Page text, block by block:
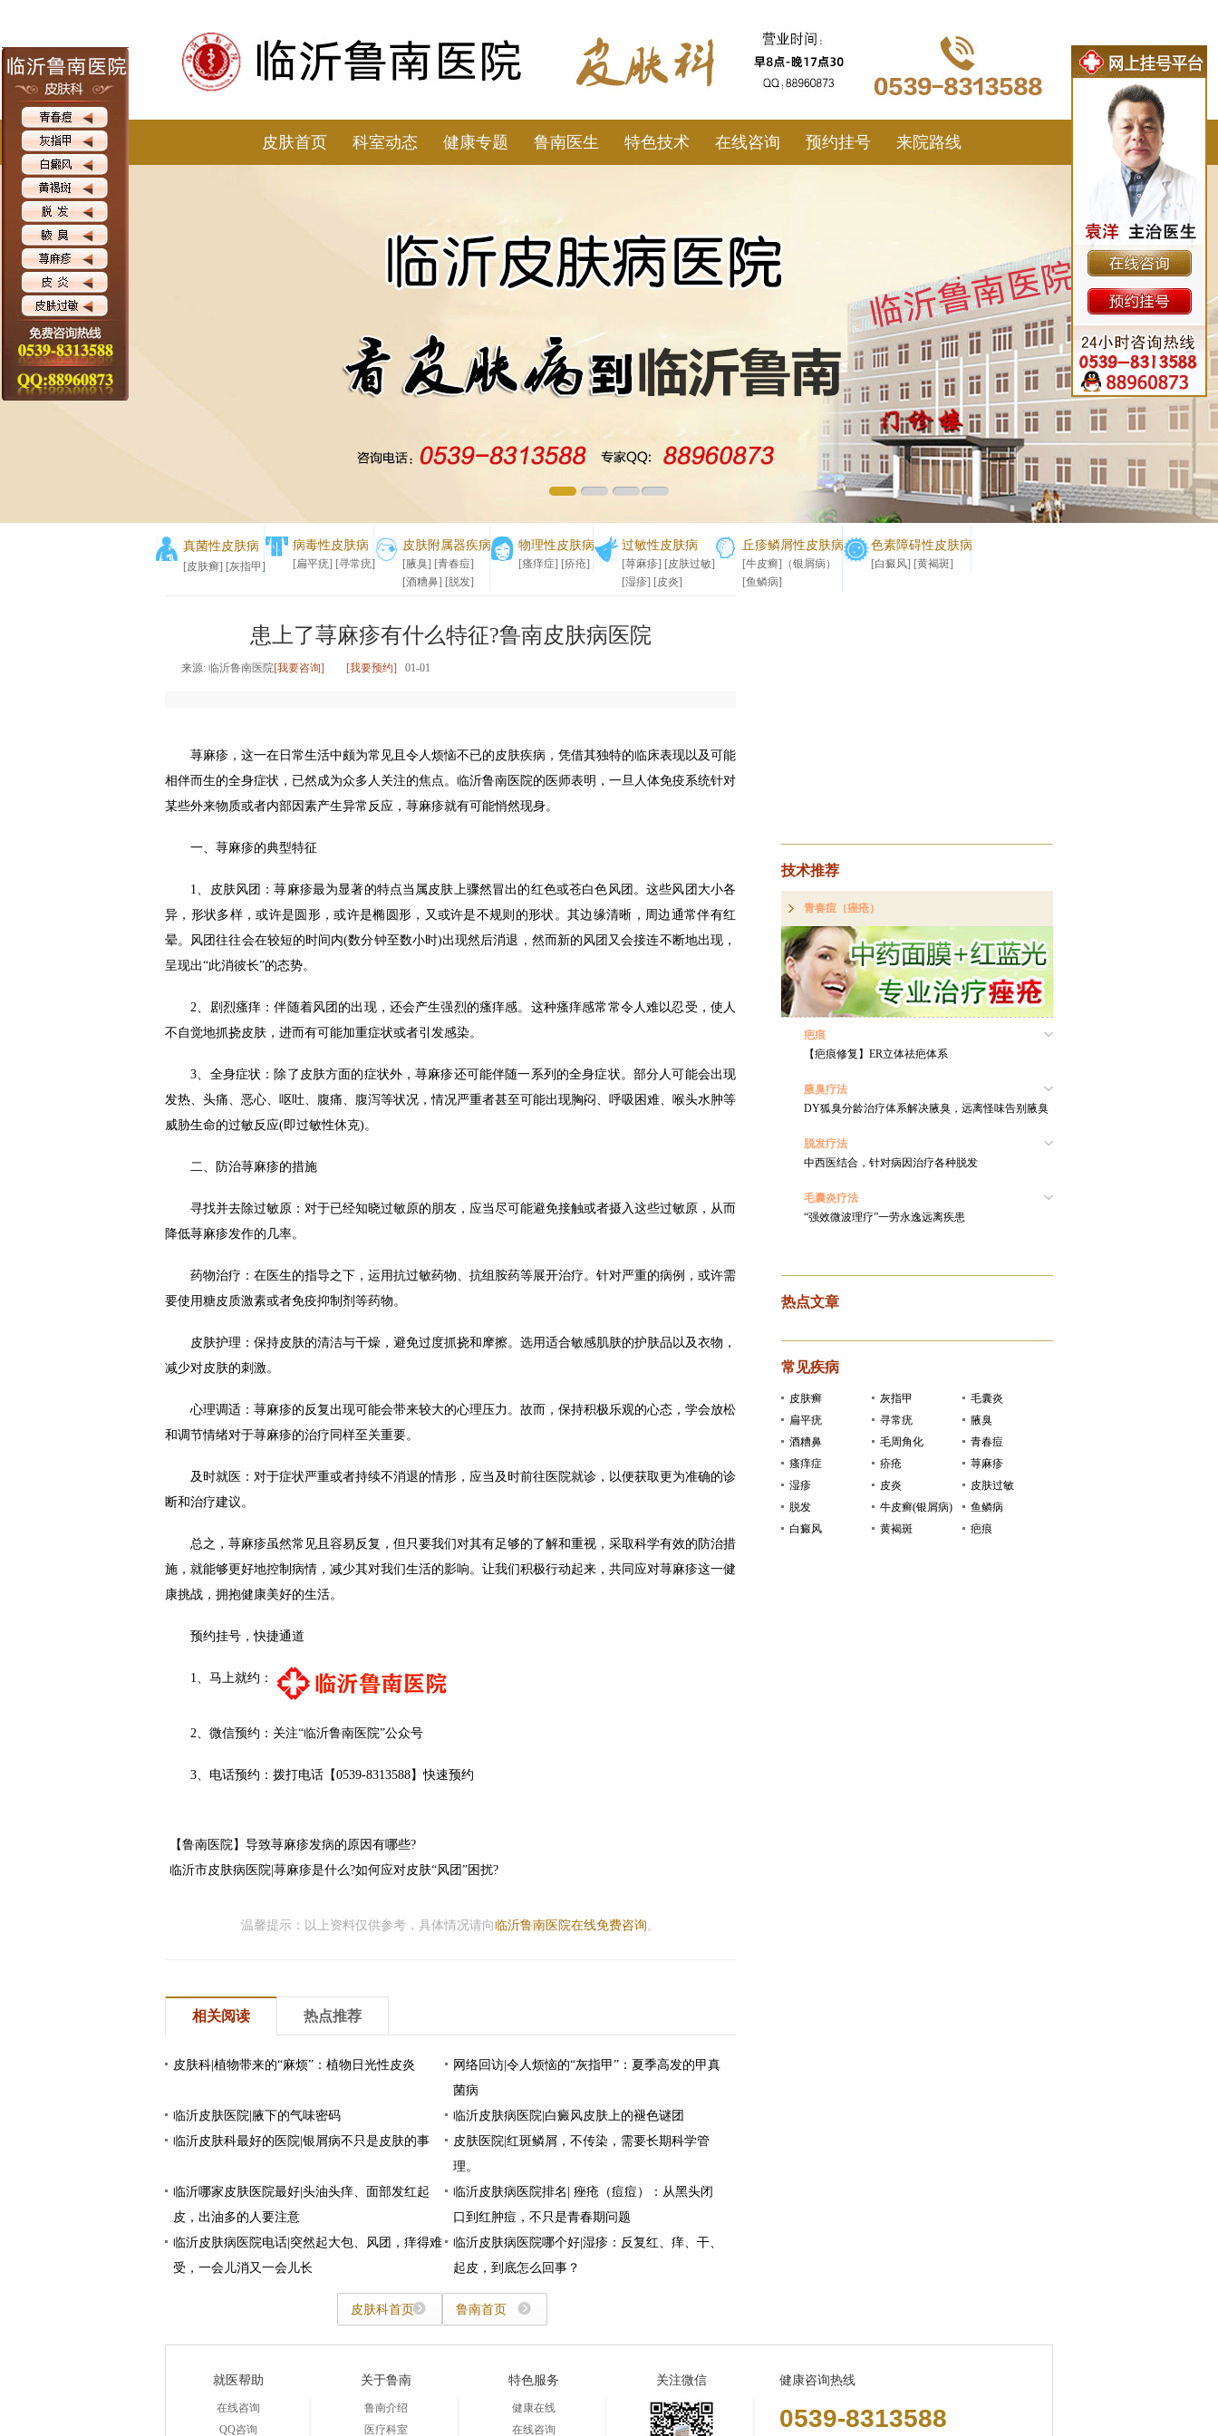
皮肤首页 科室动态 健康专题 鲁南医生 特色技术 在线咨询 预约挂号 来院路线
3 4
真菌性皮肤病
[皮肤癣] [灰指甲]
病毒性皮肤病
[扁平疣] [寻常疣]
皮肤附属器疾病
[腋臭] [青春痘]
[酒糟鼻] [脱发]
物理性皮肤病
[瘙痒症] [疥疮]
过敏性皮肤病
[荨麻疹] [皮肤过敏]
[湿疹] [皮炎]
丘疹鳞屑性皮肤病
[牛皮癣]（银屑病）
[鱼鳞病]
色素障碍性皮肤病
[白癜风] [黄褐斑]
患上了荨麻疹有什么特征?鲁南皮肤病医院
来源: 临沂鲁南医院[我要咨询] [我要预约] 01-01
荨麻疹，这一在日常生活中颇为常见且令人烦恼不已的皮肤疾病，凭借其独特的临床表现以及可能
相伴而生的全身症状，已然成为众多人关注的焦点。临沂鲁南医院的医师表明，一旦人体免疫系统针对
某些外来物质或者内部因素产生异常反应，荨麻疹就有可能悄然现身。
一、荨麻疹的典型特征
1、皮肤风团：荨麻疹最为显著的特点当属皮肤上骤然冒出的红色或苍白色风团。这些风团大小各
异，形状多样，或许是圆形，或许是椭圆形，又或许是不规则的形状。其边缘清晰，周边通常伴有红
晕。风团往往会在较短的时间内(数分钟至数小时)出现然后消退，然而新的风团又会接连不断地出现，
呈现出“此消彼长”的态势。
2、剧烈瘙痒：伴随着风团的出现，还会产生强烈的瘙痒感。这种瘙痒感常常令人难以忍受，使人
不自觉地抓挠皮肤，进而有可能加重症状或者引发感染。
3、全身症状：除了皮肤方面的症状外，荨麻疹还可能伴随一系列的全身症状。部分人可能会出现
发热、头痛、恶心、呕吐、腹痛、腹泻等状况，情况严重者甚至可能出现胸闷、呼吸困难、喉头水肿等
威胁生命的过敏反应(即过敏性休克)。
二、防治荨麻疹的措施
寻找并去除过敏原：对于已经知晓过敏原的朋友，应当尽可能避免接触或者摄入这些过敏原，从而
降低荨麻疹发作的几率。
药物治疗：在医生的指导之下，运用抗过敏药物、抗组胺药等展开治疗。针对严重的病例，或许需
要使用糖皮质激素或者免疫抑制剂等药物。
皮肤护理：保持皮肤的清洁与干燥，避免过度抓挠和摩擦。选用适合敏感肌肤的护肤品以及衣物，
减少对皮肤的刺激。
心理调适：荨麻疹的反复出现可能会带来较大的心理压力。故而，保持积极乐观的心态，学会放松
和调节情绪对于荨麻疹的治疗同样至关重要。
及时就医：对于症状严重或者持续不消退的情形，应当及时前往医院就诊，以便获取更为准确的诊
断和治疗建议。
总之，荨麻疹虽然常见且容易反复，但只要我们对其有足够的了解和重视，采取科学有效的防治措
施，就能够更好地控制病情，减少其对我们生活的影响。让我们积极行动起来，共同应对荨麻疹这一健
康挑战，拥抱健康美好的生活。
预约挂号，快捷通道
1、马上就约：
2、微信预约：关注“临沂鲁南医院”公众号
3、电话预约：拨打电话【0539-8313588】快速预约
【鲁南医院】导致荨麻疹发病的原因有哪些?
临沂市皮肤病医院|荨麻疹是什么?如何应对皮肤“风团”困扰?
温馨提示：以上资料仅供参考，具体情况请向临沂鲁南医院在线免费咨询。
相关阅读 热点推荐
皮肤科|植物带来的“麻烦”：植物日光性皮炎
网络回访|令人烦恼的“灰指甲”：夏季高发的甲真
菌病
临沂皮肤医院|腋下的气味密码
临沂皮肤病医院|白癜风皮肤上的褪色谜团
临沂皮肤科最好的医院|银屑病不只是皮肤的事
皮肤医院|红斑鳞屑，不传染，需要长期科学管
理。
临沂哪家皮肤医院最好|头油头痒、面部发红起
皮，出油多的人要注意
临沂皮肤病医院排名| 痤疮（痘痘）：从黑头闭
口到红肿痘，不只是青春期问题
临沂皮肤病医院电话|突然起大包、风团，痒得难
受，一会儿消又一会儿长
临沂皮肤病医院哪个好|湿疹：反复红、痒、干、
起皮，到底怎么回事？
皮肤科首页 鲁南首页
热点文章
常见疾病
皮肤癣 灰指甲
毛囊炎
扁平疣
寻常疣
腋臭
酒糟鼻
毛周角化
青春痘
瘙痒症
疥疮
荨麻疹
湿疹
皮炎
皮肤过敏
脱发
牛皮癣(银屑病)
鱼鳞病
白癜风
黄褐斑 疤痕
就医帮助
在线咨询
QQ咨询
关于鲁南
鲁南介绍
医疗科室
特色服务
健康在线
在线咨询
关注微信 健康咨询热线
0539-8313588